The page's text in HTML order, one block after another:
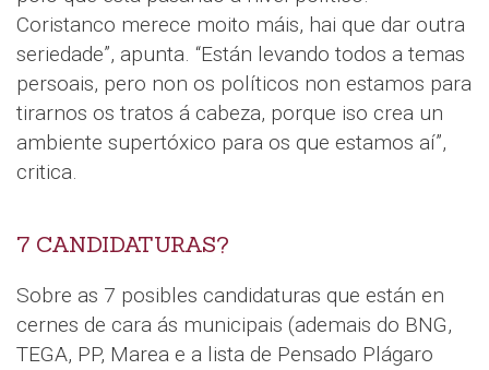
Coristanco merece moito máis, hai que dar outra
seriedade”, apunta. “Están levando todos a temas
persoais, pero non os políticos non estamos para
tirarnos os tratos á cabeza, porque iso crea un
ambiente supertóxico para os que estamos aí”,
critica.
7 CANDIDATURAS?
Sobre as 7 posibles candidaturas que están en
cernes de cara ás municipais (ademais do BNG,
TEGA, PP, Marea e a lista de Pensado Plágaro